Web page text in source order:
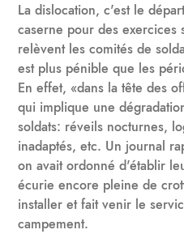
La dislocation, c'est le
caserne pour des
relèvent les comités de
est plus pénible que les
En effet, «dans la tête des
qui implique une
soldats: réveils nocturnes,
inadaptés, etc. Un journal
on avait ordonné d'établir
écurie encore pleine de
installer et fait venir le
campement.